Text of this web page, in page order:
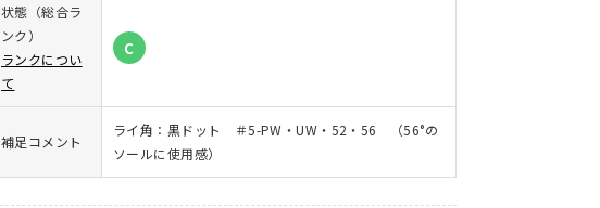
状態（総合ラ
ンク）
ランクについ
て
C
補足コメント
ライ角：黒ドット ＃5-PW・UW・52・56 （56°の
ソールに使用感）